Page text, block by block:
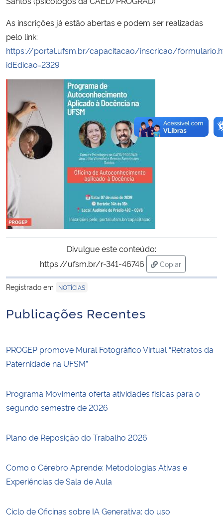
As inscrições já estão abertas e podem ser realizadas
pelo link:
https://portal.ufsm.br/capacitacao/inscricao/
idEdicao=2329
Divulgue este conteúdo:
https://ufsm.br/r-341-46746
Copiar
para área de
Registrado em
NOTÍCIAS
Publicações Recentes
PROGEP promove Mural Fotográfico Virtual “Retratos da
Paternidade na UFSM”
Programa Movimenta oferta atividades físicas para o
segundo semestre de 2026
Plano de Reposição do Trabalho 2026
Como o Cérebro Aprende: Metodologias Ativas e
Experiências de Sala de Aula
Ciclo de Oficinas sobre IA Generativa: do uso